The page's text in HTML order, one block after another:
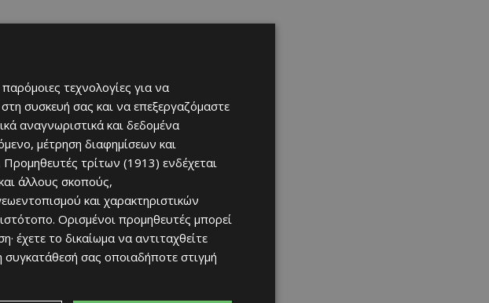
Hybrid κρατάμε
– πιο σύγχρονη
του μοντέλου
στο
τεχνολογίες για να
συσκευή σας και να επεξεργαζόμαστε
αναγνωριστικά και δεδομένα
μέτρηση διαφημίσεων και
Προμηθευτές τρίτων (1913) ενδέχεται
άλλους σκοπούς,
και χαρακτηριστικών
Ορισμένοι προμηθευτές μπορεί
έχετε το δικαίωμα να αντιταχθείτε
σας οποιαδήποτε στιγμή